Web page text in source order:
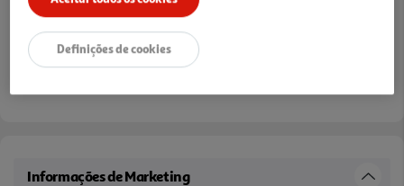
Informações de Marketing
Definições de cookies